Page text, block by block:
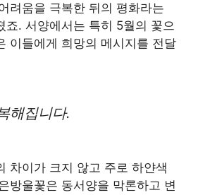
려움을 극복한 뒤의 평화라는
죠. 서양에서는 특히 5월의 꽃으
이들에게 희망의 메시지를 전달
해집니다.
차이가 크지 않고 주로 하얀색
방울꽃은 동서양을 막론하고 변